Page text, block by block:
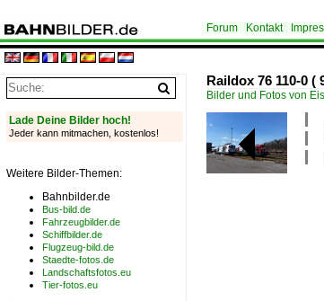
Forum Kontakt
Raildox 76 110-0 (
Bilder und Fotos von
Lade Deine Bilder hoch!
Jeder kann mitmachen, kostenlos!
Weitere Bilder-Themen:
Bahnbilder.de
Bus-bild.de
Fahrzeugbilder.de
Schiffbilder.de
Flugzeug-bild.de
Staedte-fotos.de
Landschaftsfotos.eu
Tier-fotos.eu